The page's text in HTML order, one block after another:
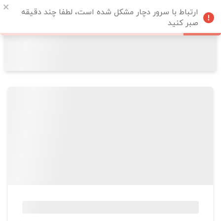
ارتباط با سرور دچار مشکل شده است، لطفا چند دقیقه
صبر کنید